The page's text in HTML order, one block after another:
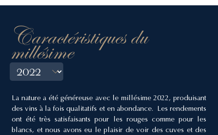
Caractéristiques du
millésime
La nature a été généreuse avec le millésime 2022, produisant
des vins à la fois qualitatifs et en abondance. Les rendements
ont été très satisfaisants pour les rouges comme pour les
blancs, et nous avons eu le plaisir de voir des cuves et des